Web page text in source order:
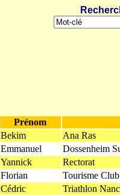
Prénom
Bekim
Ana Ras
Emmanuel
Dossenheim
Yannick
Rectorat
Florian
Tourisme
Cédric
Triathlon